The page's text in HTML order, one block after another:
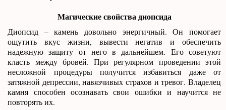
Магические свойства диопсида
Диопсид – камень довольно энергичный. Он помогает
ощутить вкус жизни, вывести негатив и обеспечить
надежную защиту от него в дальнейшем. Его советуют
класть между бровей. При регулярном проведении этой
несложной процедуры получится избавиться даже от
затяжной депрессии, навязчивых страхов и тревог. Владелец
камня способен осознавать свои ошибки и научится не
повторять их.